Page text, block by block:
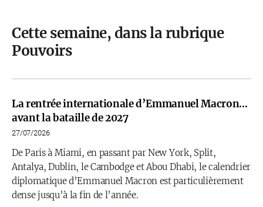
Cette semaine, dans la rubrique
Pouvoirs
La rentrée internationale d’Emmanuel Macron…
avant la bataille de 2027
27/07/2026
De Paris à Miami, en passant par New York, Split,
Antalya, Dublin, le Cambodge et Abou Dhabi, le calendrier
diplomatique d’Emmanuel Macron est particulièrement
dense jusqu’à la fin de l’année.